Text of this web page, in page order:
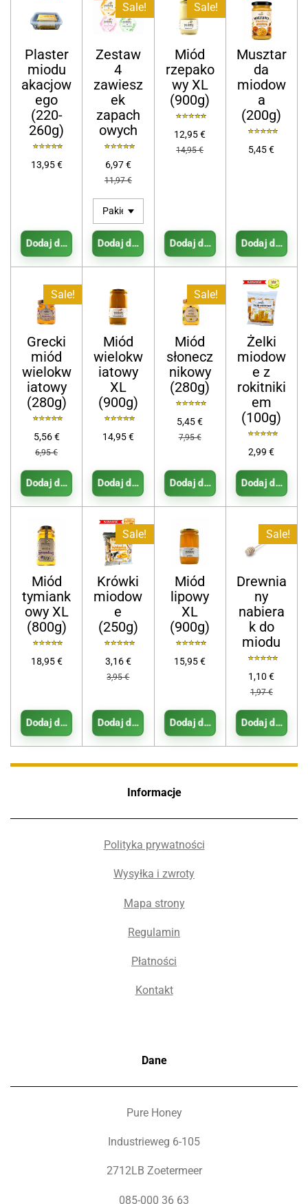
Plaster
miodu
akacjow
ego
(220-
260g)
13,95 €
Dodaj do koszyka
Sale!
Zestaw
4
zawiesz
ek
zapach
owych
6,97 €
11,97 €
Dodaj do koszyka
Sale!
Miód
rzepako
wy XL
(900g)
12,95 €
14,95 €
Dodaj do koszyka
Musztar
da
miodow
a
(200g)
5,45 €
Dodaj do
Sale!
Grecki
miód
wielokw
iatowy
(280g)
5,56 €
6,95 €
Dodaj do koszyka
Miód
wielokw
iatowy
XL
(900g)
14,95 €
Dodaj do koszyka
Sale!
Miód
słonecz
nikowy
(280g)
5,45 €
7,95 €
Dodaj do koszyka
Żelki
miodow
e z
rokitniki
em
(100g)
2,99 €
Dodaj do
Miód
tymiank
owy XL
(800g)
18,95 €
Dodaj do koszyka
Sale!
Krówki
miodow
e
(250g)
3,16 €
3,95 €
Dodaj do koszyka
Miód
lipowy
XL
(900g)
15,95 €
Dodaj do koszyka
Sale!
Drewnia
ny
nabiera
k do
miodu
1,10 €
1,97 €
Dodaj do
Informacje
Polityka prywatności
Wysyłka i zwroty
Mapa strony
Regulamin
Płatności
Kontakt
Dane
Pure Honey
Industrieweg 6-105
2712LB Zoetermeer
085-000 36 63